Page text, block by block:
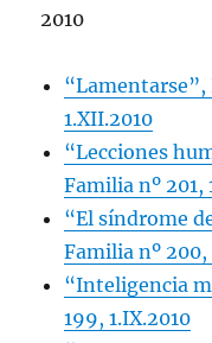
2010
“Lamentarse”,
1.XII.2010
“Lecciones
Familia nº 201,
“El síndrome
Familia nº 200,
“Inteligencia
199, 1.IX.2010